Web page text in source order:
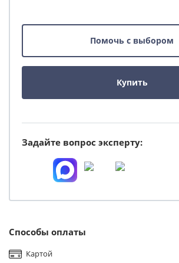
Помочь с выбором
Купить
Задайте вопрос эксперту:
Способы оплаты
Картой